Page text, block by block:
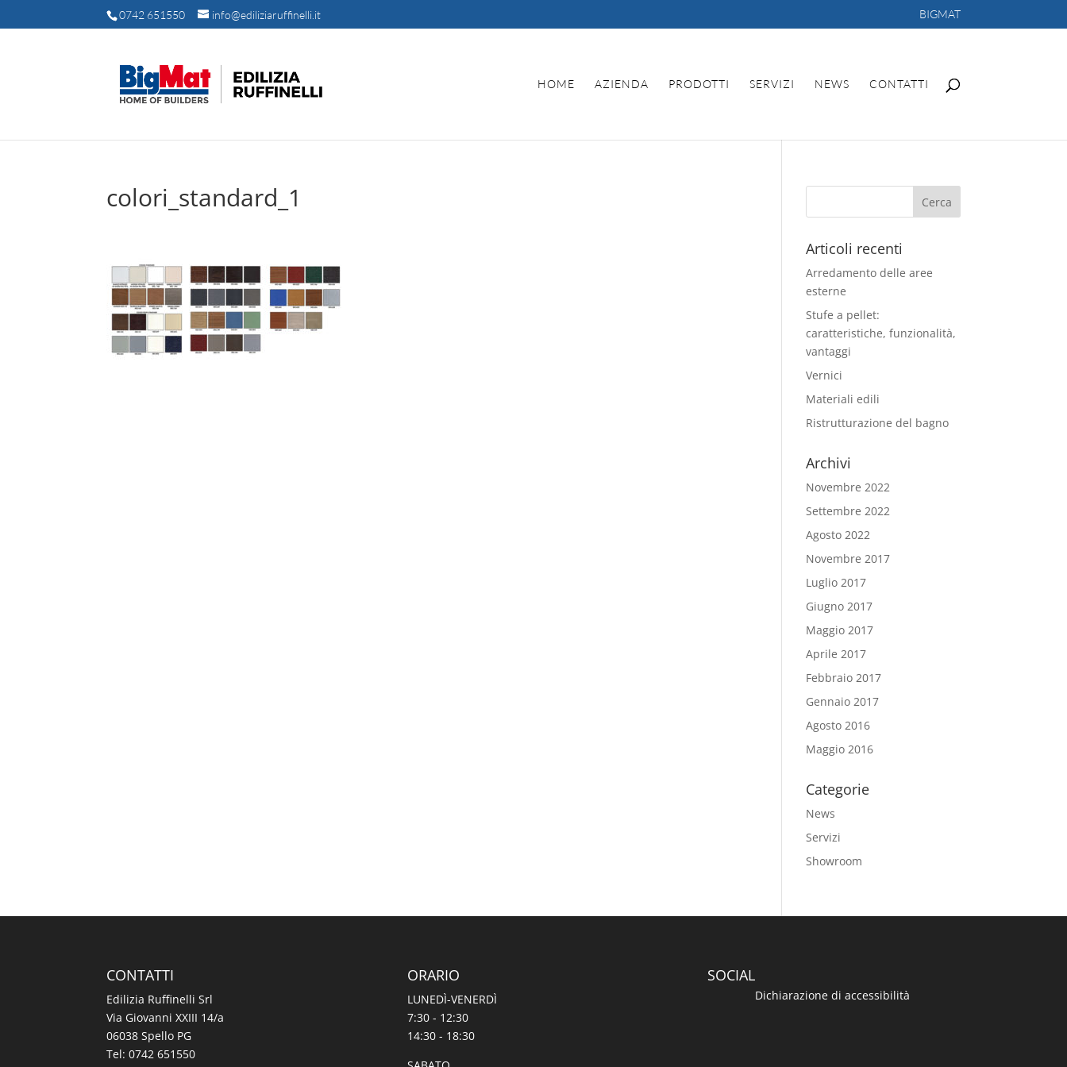
0742 651550 info@ediliziaruffinelli.it BIGMAT
HOME AZIENDA PRODOTTI SERVIZI NEWS CONTATTI
colori_standard_1
Articoli recenti
Arredamento delle aree
esterne
Stufe a pellet:
caratteristiche, funzionalità,
vantaggi
Vernici
Materiali edili
Ristrutturazione del bagno
Archivi
Novembre 2022
Settembre 2022
Agosto 2022
Novembre 2017
Luglio 2017
Giugno 2017
Maggio 2017
Aprile 2017
Febbraio 2017
Gennaio 2017
Agosto 2016
Maggio 2016
Categorie
News
Servizi
Showroom
CONTATTI
Edilizia Ruffinelli Srl
Via Giovanni XXIII 14/a
06038 Spello PG
Tel:0742 651550
ORARIO
LUNEDÌ-VENERDÌ
7:30 - 12:30
14:30 - 18:30
SOCIAL
Dichiarazione di accessibilità